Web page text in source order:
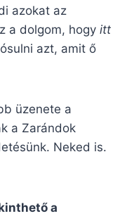
azokat az
a dolgom, hogy itt
azt, amit ő
üzenete a
a Zarándok
Neked is.
a